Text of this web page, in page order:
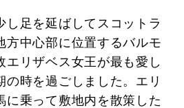
し足を延ばしてスコットラ
方中心部に位置するバルモ
エリザベス女王が最も愛し
の時を過ごしました。エリ
に乗って敷地内を散策した